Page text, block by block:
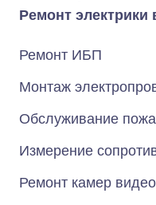
Ремонт электрики
Ремонт ИБП
Монтаж
Обслуживание
Измерение
Ремонт камер